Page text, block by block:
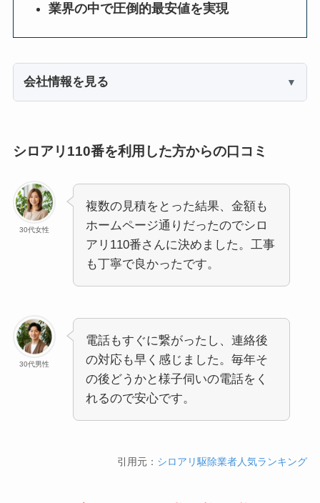
業界の中で圧倒的最安値を実現
会社情報を見る
シロアリ110番を利用した方からの口コミ
30代女性
複数の見積をとった結果、金額も
ホームページ通りだったのでシロ
アリ110番さんに決めました。工事
も丁寧で良かったです。
30代男性
電話もすぐに繋がったし、連絡後
の対応も早く感じました。毎年そ
の後どうかと様子伺いの電話をく
れるので安心です。
引用元： シロアリ駆除業者人気ランキング